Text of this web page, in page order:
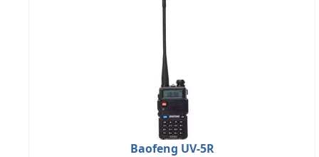
Baofeng UV-5R